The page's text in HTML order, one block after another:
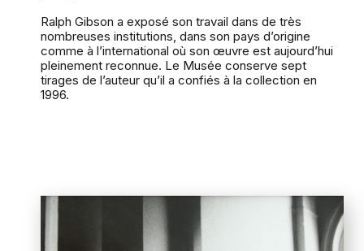
Ralph Gibson a exposé son travail dans de très
nombreuses institutions, dans son pays d’origine
comme à l’international où son œuvre est aujourd’hui
pleinement reconnue. Le Musée conserve sept
tirages de l’auteur qu’il a confiés à la collection en
1996.